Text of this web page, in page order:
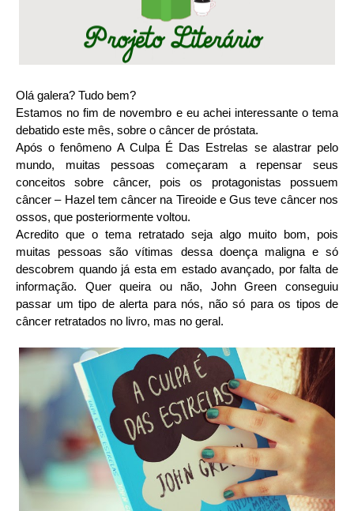
Olá galera? Tudo bem?
Estamos no fim de novembro e eu achei interessante o tema
debatido este mês, sobre o câncer de próstata.
Após o fenômeno A Culpa É Das Estrelas se alastrar pelo
mundo, muitas pessoas começaram a repensar seus
conceitos sobre câncer, pois os protagonistas possuem
câncer – Hazel tem câncer na Tireoide e Gus teve câncer nos
ossos, que posteriormente voltou.
Acredito que o tema retratado seja algo muito bom, pois
muitas pessoas são vítimas dessa doença maligna e só
descobrem quando já esta em estado avançado, por falta de
informação. Quer queira ou não, John Green conseguiu
passar um tipo de alerta para nós, não só para os tipos de
câncer retratados no livro, mas no geral.